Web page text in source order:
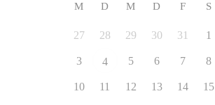
M D M D F S
27 28 29 30 31 1
3 4 5 6 7 8
10 11 12 13 14 15